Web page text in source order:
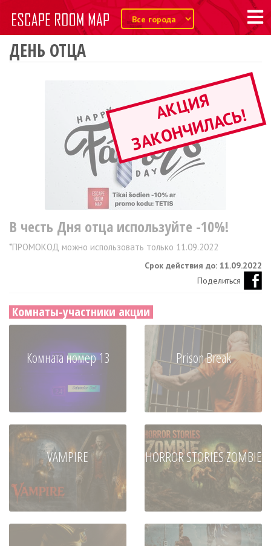
ДЕНЬ ОТЦА
А
К
Ц
И
Я
З
А
К
О
Н
Ч
И
Л
А
С
Ь
!
В честь Дня отца используйте -10%!
*ПРОМОКОД можно использовать только 11.09.2022
Срок действия до: 11.09.2022
Поделиться
Комнаты-участники акции
Комната номер 13 Prison Break
VAMPIRE HORROR STORIES ZOMBIE